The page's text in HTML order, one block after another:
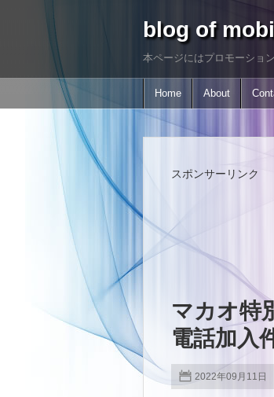
blog of
本ページにはプロモーショ
Home About
スポンサーリンク
マカオ特
電話加入
2022年09月11日